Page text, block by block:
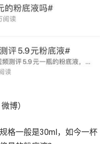
博）
格一般是30ml，如今一杯